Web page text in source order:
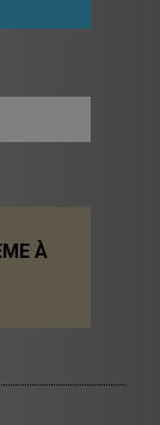
À